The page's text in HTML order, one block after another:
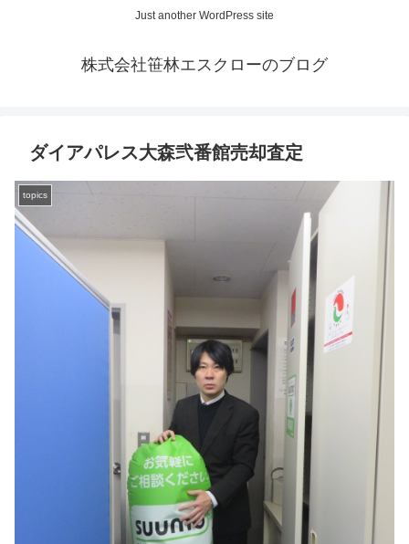
Just another WordPress site
株式会社笹林エスクローのブログ
ダイアパレス大森弐番館売却査定
topics